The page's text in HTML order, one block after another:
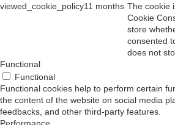
viewed_cookie_policy11 months The cookie
Cookie
store
consented
does not
Functional
Functional
Functional cookies help to perform certain
the content of the website on social media
feedbacks, and other third-party features.
Performance